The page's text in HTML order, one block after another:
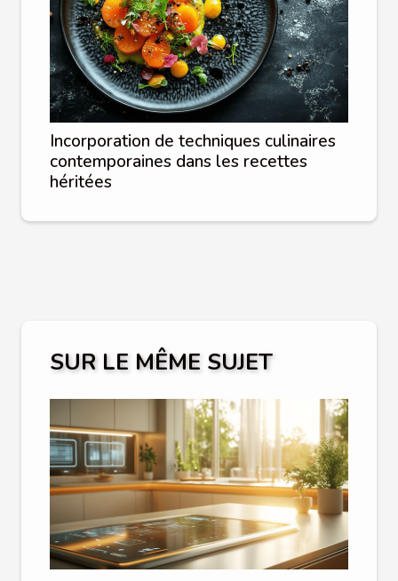
Incorporation de techniques culinaires
contemporaines dans les recettes
héritées
SUR LE MÊME SUJET